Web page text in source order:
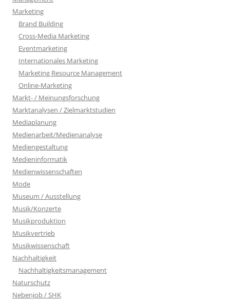
Marketing
Brand Building
Cross-Media Marketing
Eventmarketing
Internationales Marketing
Marketing Resource Management
Online-Marketing
Markt- / Meinungsforschung
Marktanalysen / Zielmarktstudien
Mediaplanung
Medienarbeit/Medienanalyse
Mediengestaltung
Medieninformatik
Medienwissenschaften
Mode
Museum / Ausstellung
Musik/Konzerte
Musikproduktion
Musikvertrieb
Musikwissenschaft
Nachhaltigkeit
Nachhaltigkeitsmanagement
Naturschutz
Nebenjob / SHK